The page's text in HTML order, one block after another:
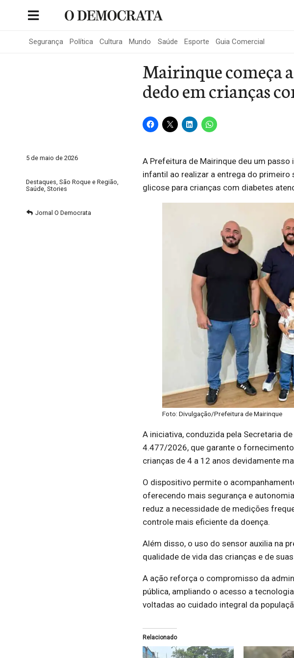
Segurança Política Cultura Mundo Saúde Esporte Guia Comercial
Mairinque começa
dedo em crianças
5 de maio de 2026
Destaques, São Roque e Região,
Saúde, Stories
Jornal O Democrata
A Prefeitura de Mairinque deu um
infantil ao realizar a entrega do
glicose para crianças com diabetes
Foto: Divulgação/Prefeitura de Mairinque
A iniciativa, conduzida pela Secretaria
4.477/2026, que garante o
crianças de 4 a 12 anos devidamente
O dispositivo permite o
oferecendo mais segurança e
reduz a necessidade de medições
controle mais eficiente da doença.
Além disso, o uso do sensor auxilia na
qualidade de vida das crianças e de
A ação reforça o compromisso da
pública, ampliando o acesso a
voltadas ao cuidado integral da
Relacionado